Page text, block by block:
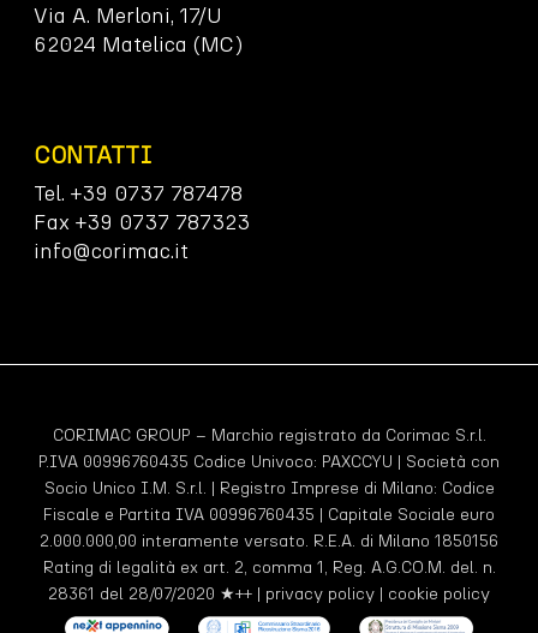
Via A. Merloni, 17/U
62024 Matelica (MC)
CONTATTI
Tel. +39 0737 787478
Fax +39 0737 787323
info@corimac.it
CORIMAC GROUP – Marchio registrato da Corimac S.r.l.
P.IVA 00996760435 Codice Univoco: PAXCCYU | Società con
Socio Unico I.M. S.r.l. | Registro Imprese di Milano: Codice
Fiscale e Partita IVA 00996760435 | Capitale Sociale euro
2.000.000,00 interamente versato. R.E.A. di Milano 1850156
Rating di legalità ex art. 2, comma 1, Reg. A.G.CO.M. del. n.
28361 del 28/07/2020 ★++ | privacy policy | cookie policy